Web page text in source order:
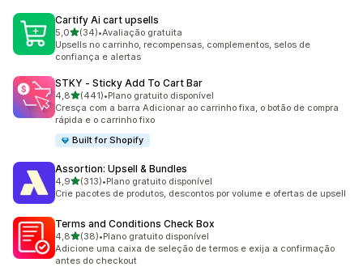
Cartify Ai cart upsells
5,0de 5 estrelas
(34)
34 avaliações ao todo
•Avaliação gratuita
Upsells no carrinho, recompensas, complementos, selos de
confiança e alertas
STKY ‑ Sticky Add To Cart Bar
4,8de 5 estrelas
(441)
441 avaliações ao todo
•Plano gratuito disponível
Cresça com a barra Adicionar ao carrinho fixa, o botão de compra
rápida e o carrinho fixo
Built for Shopify
Assortion: Upsell & Bundles
4,9de 5 estrelas
(313)
313 avaliações ao todo
•Plano gratuito disponível
Crie pacotes de produtos, descontos por volume e ofertas de upsell
Terms and Conditions Check Box
4,8de 5 estrelas
(38)
38 avaliações ao todo
•Plano gratuito disponível
Adicione uma caixa de seleção de termos e exija a confirmação
antes do checkout